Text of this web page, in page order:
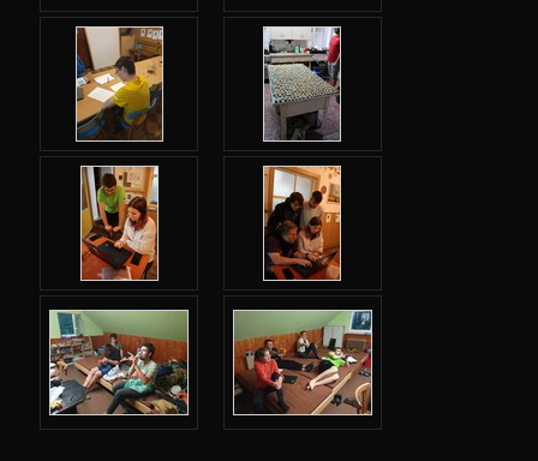
Adresář
Webový leták
Karolínka
Indiáni
Šifrovačka
Blockly kovbojové
Fotky
So: Příjezd
So: Cesta na objekt
So+Ne: Seznamovačky